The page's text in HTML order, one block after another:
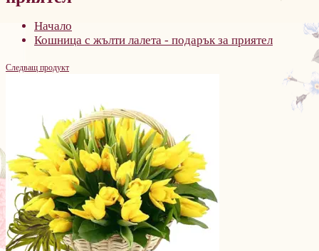
Начало
Кошница с жълти лалета - подарък за приятел
Следващ продукт